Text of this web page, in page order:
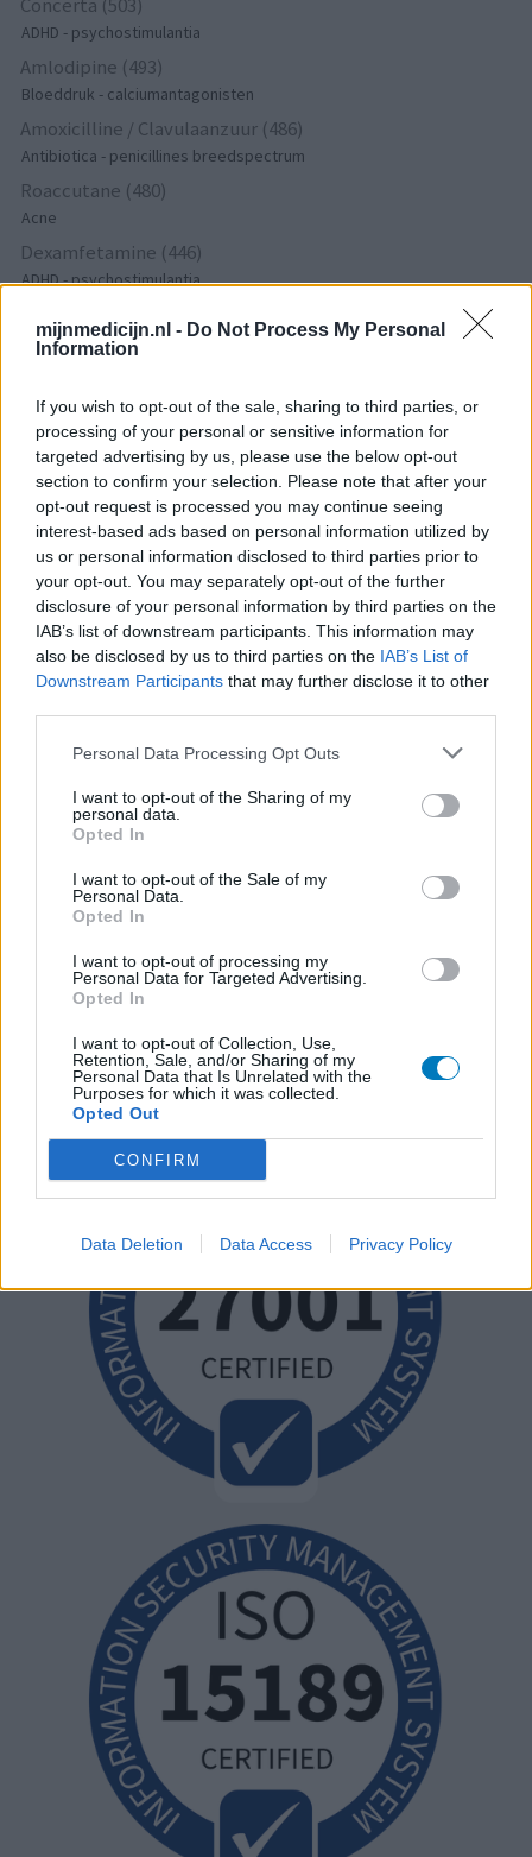
mijnmedicijn.nl - Do Not Process My Personal
Information
If you wish to opt-out of the sale, sharing to third parties, or
processing of your personal or sensitive information for
targeted advertising by us, please use the below opt-out
section to confirm your selection. Please note that after your
opt-out request is processed you may continue seeing
interest-based ads based on personal information utilized by
us or personal information disclosed to third parties prior to
your opt-out. You may separately opt-out of the further
disclosure of your personal information by third parties on the
IAB’s list of downstream participants. This information may
also be disclosed by us to third parties on the IAB’s List of
Downstream Participants that may further disclose it to other
Personal Data Processing Opt Outs
I want to opt-out of the Sharing of my
personal data.
Opted In
I want to opt-out of the Sale of my
Personal Data.
Opted In
I want to opt-out of processing my
Personal Data for Targeted Advertising.
Opted In
I want to opt-out of Collection, Use,
Retention, Sale, and/or Sharing of my
Personal Data that Is Unrelated with the
Purposes for which it was collected.
Opted Out
CONFIRM
Data Deletion Data Access Privacy Policy
ADHD - psychostimulantia
Amlodipine (493)
Bloeddruk - calciumantagonisten
Amoxicilline / Clavulaanzuur (486)
Antibiotica - penicillines breedspectrum
Roaccutane (480)
Acne
Dexamfetamine (446)
ADHD - psychostimulantia
Schildklier - hypothyroidie (traagwerkend)
De reviews op deze pagina zijn door de gebruikers
gegenereerd en vervolgens gelezen en aangepast alvorens
goedkeuring, om zo te voldoen aan onze standaarden wat betreft
een review voor een medicijn. Voor het delen van ervaringen is
geen medische kennis noodzakelijk. Op deze manier geven de
reviews alleen een beeld van de ervaring van de schrijvers en niet
die van de eigenaar van deze website. Denk er aan dat de
ervaringen kunnen verschillen van persoon tot persoon en dat u
voor medisch advies altijd contact op moet nemen met uw arts of
apotheker.